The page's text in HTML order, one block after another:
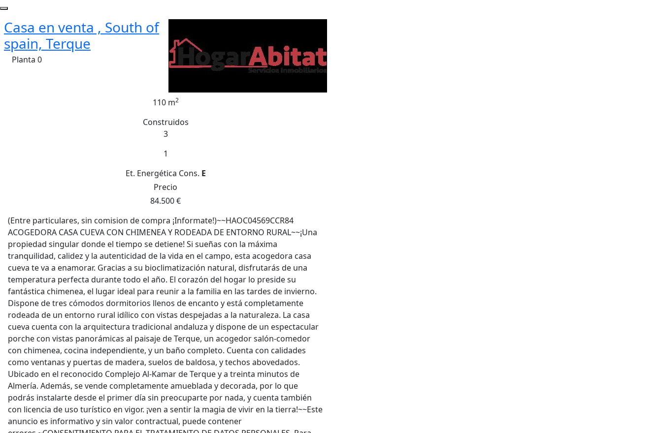
Casa en venta , South of
spain, Terque
Planta 0
110 m2
Construidos
3
1
Et. Energética Cons. E
Precio
84.500 €
(Entre particulares, sin comision de compra ¡Informate!)~~HAOC04569CCR84
ACOGEDORA CASA CUEVA CON CHIMENEA Y RODEADA DE ENTORNO RURAL~~¡Una
propiedad singular donde el tiempo se detiene! Si sueñas con la máxima
tranquilidad, calidez y la autenticidad de la vida en el campo, esta acogedora casa
cueva te va a enamorar. Gracias a su bioclimatización natural, disfrutarás de una
temperatura perfecta durante todo el año. El corazón del hogar lo preside su
fantástica chimenea, el lugar ideal para reunir a la familia en las tardes de invierno.
Dispone de tres cómodos dormitorios llenos de encanto y está completamente
rodeada de un entorno rural idílico con vistas despejadas a la naturaleza. La casa
cueva cuenta con la arquitectura tradicional andaluza y dispone de un espectacular
porche con vistas panorámicas al paisaje de Terque, un acogedor salón-comedor
con chimenea, cocina independiente, y un baño completo. Cuenta con calidades
como ventanas y puertas de madera, suelos de baldosa, y techos abovedados.
Ubicado en el reconocido Complejo Al-Kamar de Terque y a treinta minutos de
Almería. Además, se vende completamente amueblada y decorada, por lo que
podrás instalarte desde el primer día sin preocuparte por nada, y cuenta también
con licencia de uso turístico en vigor. ¡ven a sentir la magia de vivir en la tierra!~~Este
anuncio es informativo y sin valor contractual, puede contener